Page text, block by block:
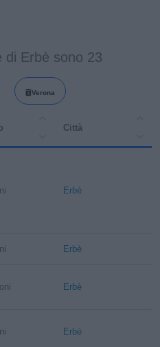
di Erbè sono 23
Verona
Città
Erbè
Erbè
Erbè
Erbè